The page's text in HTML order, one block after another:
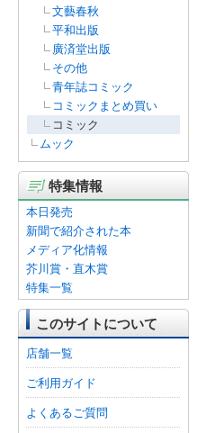
文藝春秋
平和出版
廣済堂出版
その他
青年誌コミック
コミックまとめ買い
コミック
ムック
特集情報
本日発売
新聞で紹介された本
メディア化情報
芥川賞・直木賞
特集一覧
このサイトについて
店舗一覧
ご利用ガイド
よくあるご質問